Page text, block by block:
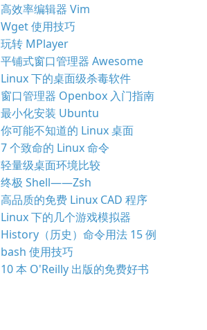
高效率编辑器 Vim
Wget 使用技巧
玩转 MPlayer
平铺式窗口管理器 Awesome
Linux 下的桌面级杀毒软件
窗口管理器 Openbox 入门指南
最小化安装 Ubuntu
你可能不知道的 Linux 桌面
7 个致命的 Linux 命令
轻量级桌面环境比较
终极 Shell——Zsh
高品质的免费 Linux CAD 程序
Linux 下的几个游戏模拟器
History（历史）命令用法 15 例
bash 使用技巧
10 本 O'Reilly 出版的免费好书